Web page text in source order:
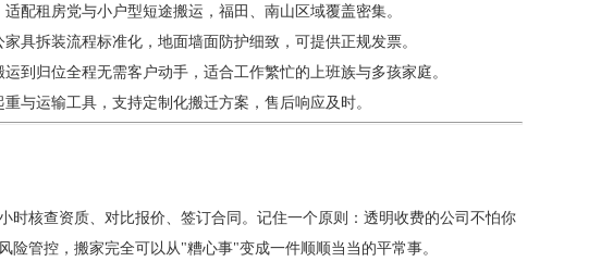
配租房党与小户型短途搬运，福田、南山区域覆盖密集。
具拆装流程标准化，地面墙面防护细致，可提供正规发票。
到归位全程无需客户动手，适合工作繁忙的上班族与多孩家庭。
与运输工具，支持定制化搬迁方案，售后响应及时。
核查资质、对比报价、签订合同。记住一个原则：透明收费的公司不怕你
管控，搬家完全可以从"糟心事"变成一件顺顺当当的平常事。